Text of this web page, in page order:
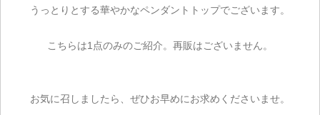
うっとりとする華やかなペンダントトップでございます。
こちらは1点のみのご紹介。再販はございません。
お気に召しましたら、ぜひお早めにお求めくださいませ。